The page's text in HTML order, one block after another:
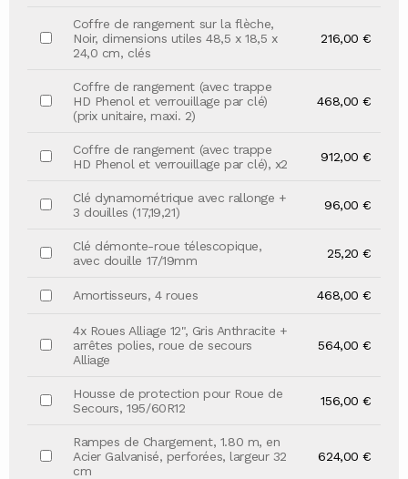
Coffre de rangement sur la flèche,
Noir, dimensions utiles 48,5 x 18,5 x
24,0 cm, clés
216,00 €
Coffre de rangement (avec trappe
HD Phenol et verrouillage par clé)
(prix unitaire, maxi. 2)
468,00 €
Coffre de rangement (avec trappe
HD Phenol et verrouillage par clé), x2
912,00 €
Clé dynamométrique avec rallonge +
3 douilles (17,19,21)
96,00 €
Clé démonte-roue télescopique,
avec douille 17/19mm
25,20 €
Amortisseurs, 4 roues 468,00 €
4x Roues Alliage 12", Gris Anthracite +
arrêtes polies, roue de secours
Alliage
564,00 €
Housse de protection pour Roue de
Secours, 195/60R12
156,00 €
Rampes de Chargement, 1.80 m, en
Acier Galvanisé, perforées, largeur 32
cm
624,00 €